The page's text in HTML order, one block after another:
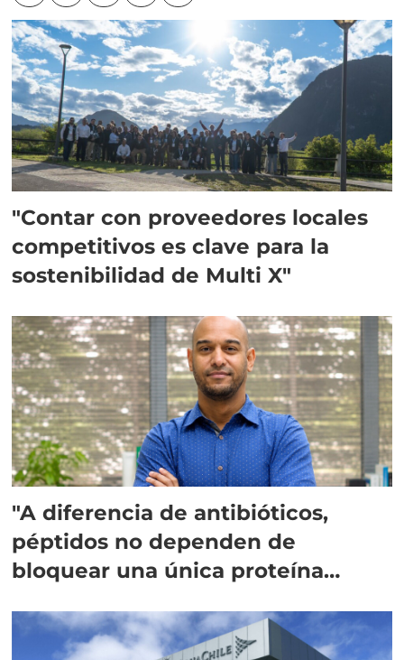
"Contar con proveedores locales
competitivos es clave para la
sostenibilidad de Multi X"
"A diferencia de antibióticos,
péptidos no dependen de
bloquear una única proteína